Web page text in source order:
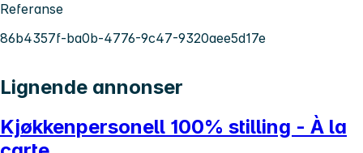
Referanse
86b4357f-ba0b-4776-9c47-9320aee5d17e
Lignende annonser
Kjøkkenpersonell 100% stilling - À la